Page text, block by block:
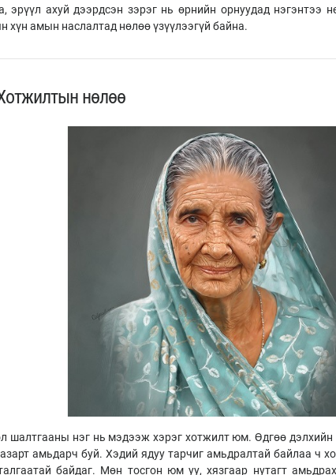
эрүүл ахуй дээрдсэн зэрэг нь өрнийн орнуудад нэгэнтээ
хүн амын наслалтад нөлөө үзүүлээгүй байна.
нөлөө
шалтгааны нэг нь мэдээж хэрэг хотжилт юм. Өдгөө дэлхийн
амьдарч буй. Хэдий ядуу тарчиг амьдралтай байлаа ч
байдаг. Мөн тосгон юм уу, хязгаар нутагт